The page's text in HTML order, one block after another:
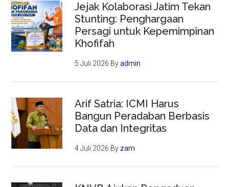
Jejak Kolaborasi Jatim Tekan
Stunting: Penghargaan
Persagi untuk Kepemimpinan
Khofifah
5 Juli 2026 Byadmin
Arif Satria: ICMI Harus
Bangun Peradaban Berbasis
Data dan Integritas
4 Juli 2026 By zam